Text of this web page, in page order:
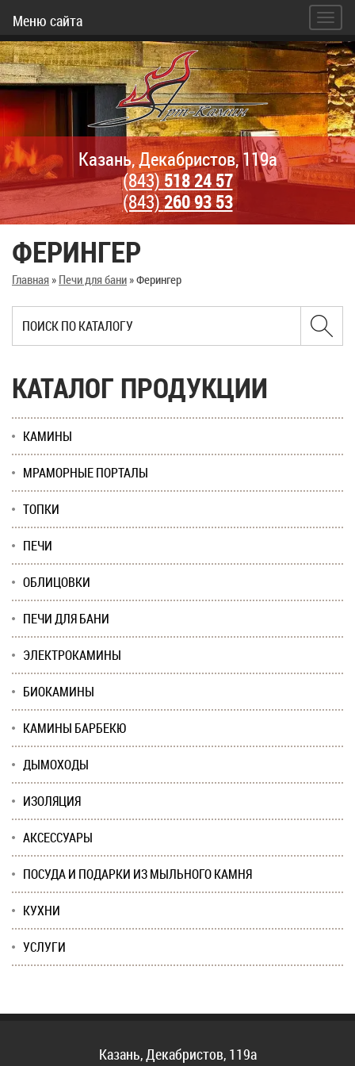
Меню сайта
Казань, Декабристов, 119а
(843)518 24 57
(843)260 93 53
ФЕРИНГЕР
Главная» Печи для бани»Ферингер
КАТАЛОГ ПРОДУКЦИИ
КАМИНЫ
МРАМОРНЫЕ ПОРТАЛЫ
ТОПКИ
ПЕЧИ
ОБЛИЦОВКИ
ПЕЧИ ДЛЯ БАНИ
ЭЛЕКТРОКАМИНЫ
БИОКАМИНЫ
КАМИНЫ БАРБЕКЮ
ДЫМОХОДЫ
ИЗОЛЯЦИЯ
АКСЕССУАРЫ
ПОСУДА И ПОДАРКИ ИЗ МЫЛЬНОГО КАМНЯ
КУХНИ
УСЛУГИ
Казань, Декабристов, 119а